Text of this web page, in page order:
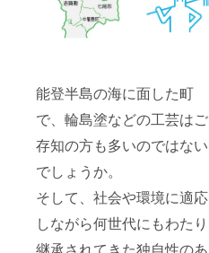
能登半島の海に面した町
で、輪島塗などの工芸はご
存知の方も多いのではない
でしょうか。
そして、社会や環境に適応
しながら何世代にもわたり